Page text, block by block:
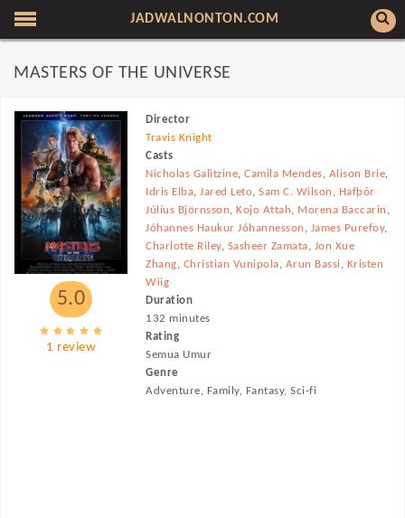
JADWALNONTON.COM
MASTERS OF THE UNIVERSE
5.0
1 review
Director
Travis Knight
Casts
Nicholas Galitzine,Camila Mendes, Alison Brie,
Idris Elba,Jared Leto,Sam C. Wilson , Hafþór
Júlíus Björnsson,Kojo Attah, Morena Baccarin ,
Jóhannes Haukur Jóhannesson , James Purefoy,
Charlotte Riley, Sasheer Zamata, Jon Xue
Zhang, Christian Vunipola, Arun Bassi, Kristen
Wiig
Duration
132 minutes
Rating
Semua Umur
Genre
Adventure, Family, Fantasy, Sci-fi